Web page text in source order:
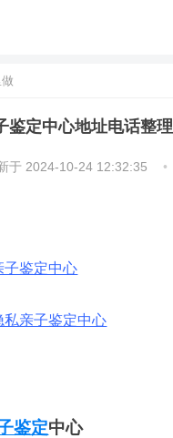
鉴定中心地址电话整理
于 2024-10-24 12:32:35 •
子鉴定中心
私亲子鉴定中心
鉴定中心